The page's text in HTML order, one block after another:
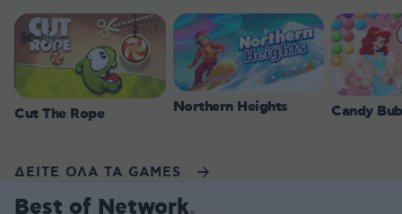
Cut The Rope Northern Heights Candy
ΔΕΙΤΕ ΟΛΑ ΤΑ GAMES
Best of Network